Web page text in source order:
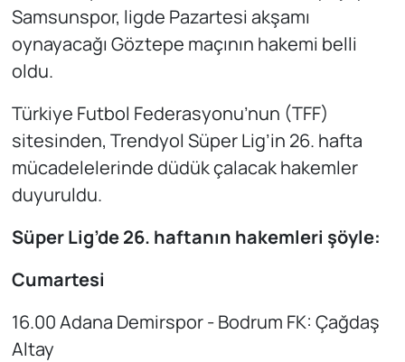
Samsunspor, ligde Pazartesi akşamı
oynayacağı Göztepe maçının hakemi belli
oldu.
Türkiye Futbol Federasyonu’nun (TFF)
sitesinden, Trendyol Süper Lig’in 26. hafta
mücadelelerinde düdük çalacak hakemler
duyuruldu.
Süper Lig’de 26. haftanın hakemleri şöyle:
Cumartesi
16.00 Adana Demirspor - Bodrum FK: Çağdaş
Altay